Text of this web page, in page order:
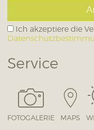
Ich akzeptiere die
Service
FOTOGALERIE MAPS